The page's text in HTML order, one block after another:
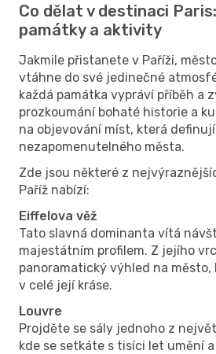
Co dělat v destinaci
památky a aktivity
Jakmile přistanete v Paříži,
vtáhne do své jedinečné
každá památka vypráví příběh a
prozkoumání bohaté historie a
na objevování míst, která
nezapomenutelného města.
Zde jsou některé z
Paříž nabízí:
Eiffelova věž
Tato slavná dominanta vítá
majestátním profilem. Z jejího
panoramatický výhled na
v celé její kráse.
Louvre
Projděte se sály jednoho z
kde se setkáte s tisíci let umění